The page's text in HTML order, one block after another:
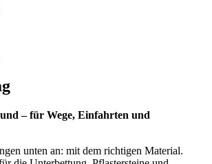
– für Wege, Einfahrten und
unten an: mit dem richtigen Material.